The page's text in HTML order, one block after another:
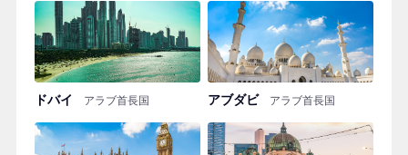
ドバイ アラブ首長国 アブダビ アラブ首長国